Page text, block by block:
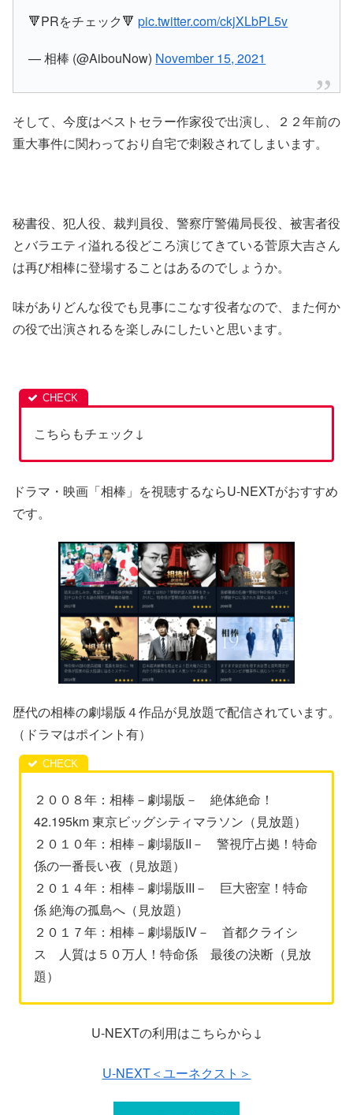
🔻PRをチェック🔻pic.twitter.com/ckjXLbPL5v
— 相棒 (@AibouNow) November 15, 2021
そして、今度はベストセラー作家役で出演し、２２年前の
重大事件に関わっており自宅で刺殺されてしまいます。
秘書役、犯人役、裁判員役、警察庁警備局長役、被害者役
とバラエティ溢れる役どころ演じてきている菅原大吉さん
は再び相棒に登場することはあるのでしょうか。
味がありどんな役でも見事にこなす役者なので、また何か
の役で出演されるを楽しみにしたいと思います。
こちらもチェック↓
ドラマ・映画「相棒」を視聴するならU-NEXTがおすすめ
です。
歴代の相棒の劇場版４作品が見放題で配信されています。
（ドラマはポイント有）
２００８年：相棒－劇場版－ 絶体絶命！
42.195km 東京ビッグシティマラソン（見放題）
２０１０年：相棒－劇場版II－ 警視庁占拠！特命
係の一番長い夜（見放題）
２０１４年：相棒－劇場版III－ 巨大密室！特命
係 絶海の孤島へ（見放題）
２０１７年：相棒－劇場版IV－ 首都クライシ
ス 人質は５０万人！特命係 最後の決断（見放
題）
U-NEXTの利用はこちらから↓
U-NEXT＜ユーネクスト＞